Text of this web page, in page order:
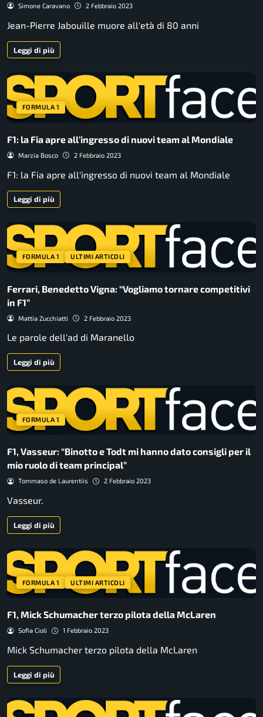
Simone Caravano 2 Febbraio 2023
Jean-Pierre Jabouille muore all'età di 80 anni
Leggi di più
FORMULA 1
F1: la Fia apre all’ingresso di nuovi team al Mondiale
Marzia Bosco 2 Febbraio 2023
F1: la Fia apre all'ingresso di nuovi team al Mondiale
Leggi di più
FORMULA 1 ULTIMI ARTICOLI
Ferrari, Benedetto Vigna: “Vogliamo tornare competitivi
in F1”
Mattia Zucchiatti 2 Febbraio 2023
Le parole dell'ad di Maranello
Leggi di più
FORMULA 1
F1, Vasseur: “Binotto e Todt mi hanno dato consigli per il
mio ruolo di team principal”
Tommaso de Laurentiis 2 Febbraio 2023
Vasseur.
Leggi di più
FORMULA 1 ULTIMI ARTICOLI
F1, Mick Schumacher terzo pilota della McLaren
Sofia Cioli 1 Febbraio 2023
Mick Schumacher terzo pilota della McLaren
Leggi di più